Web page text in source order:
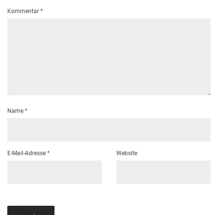
Kommentar *
Name *
E-Mail-Adresse * Website